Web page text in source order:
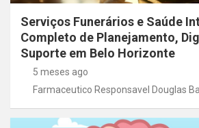
Serviços Funerários e Saúde
Completo de Planejamento,
Suporte em Belo Horizonte
5 meses ago
Farmaceutico Responsavel Douglas